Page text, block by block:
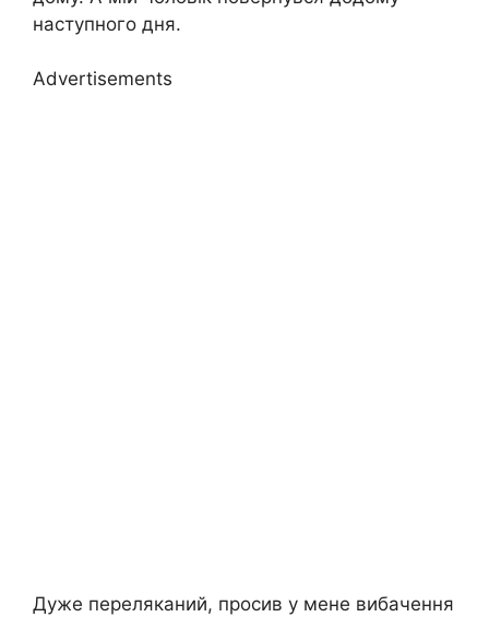
наступного дня.
Advertisements
Дуже переляканий, просив у мене вибачення